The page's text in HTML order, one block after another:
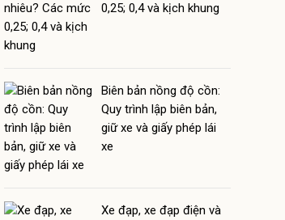
0,25; 0,4 và kịch khung
Biên bản nồng độ cồn:
Quy trình lập biên bản,
giữ xe và giấy phép lái
xe
Xe đạp, xe đạp điện và